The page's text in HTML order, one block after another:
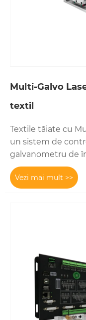
Multi-Galvo
textil
Textile tăiate cu
un sistem de
galvanometru de
Vezi mai mult >>